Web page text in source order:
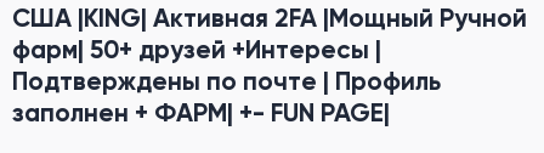
США |KING| Активная 2FA |Мощный Ручной
фарм| 50+ друзей +Интересы |
Подтверждены по почте | Профиль
заполнен + ФАРМ| +- FUN PAGE|